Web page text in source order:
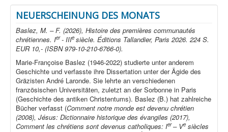
NEUERSCHEINUNG DES MONATS
Baslez, M. – F. (2026), Histoire des premières communautés
chrétiennes. Ier- IIIe siècle. Éditions Tallandier, Paris 2026. 224 S.
EUR 10,- (ISBN 979-10-210-6766-0).
Marie-Françoise Baslez (1946-2022) studierte unter anderem
Geschichte und verfasste ihre Dissertation unter der Ägide des
Gräzisten André Laronde. Sie lehrte an verschiedenen
französischen Universitäten, zuletzt an der Sorbonne in Paris
(Geschichte des antiken Christentums). Baslez (B.) hat zahlreiche
Bücher verfasst (Comment notre monde est devenu chrétien
(2008), Jésus: Dictionnaire historique des évangiles (2017),
Comment les chrétiens sont devenus catholiques: Ier– Ve siècles